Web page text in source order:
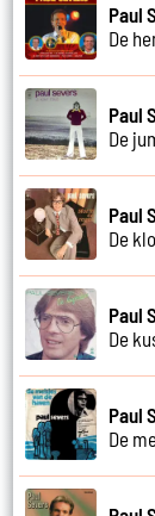
Paul
De
Paul
De
Paul
De
Paul
De
Paul
De